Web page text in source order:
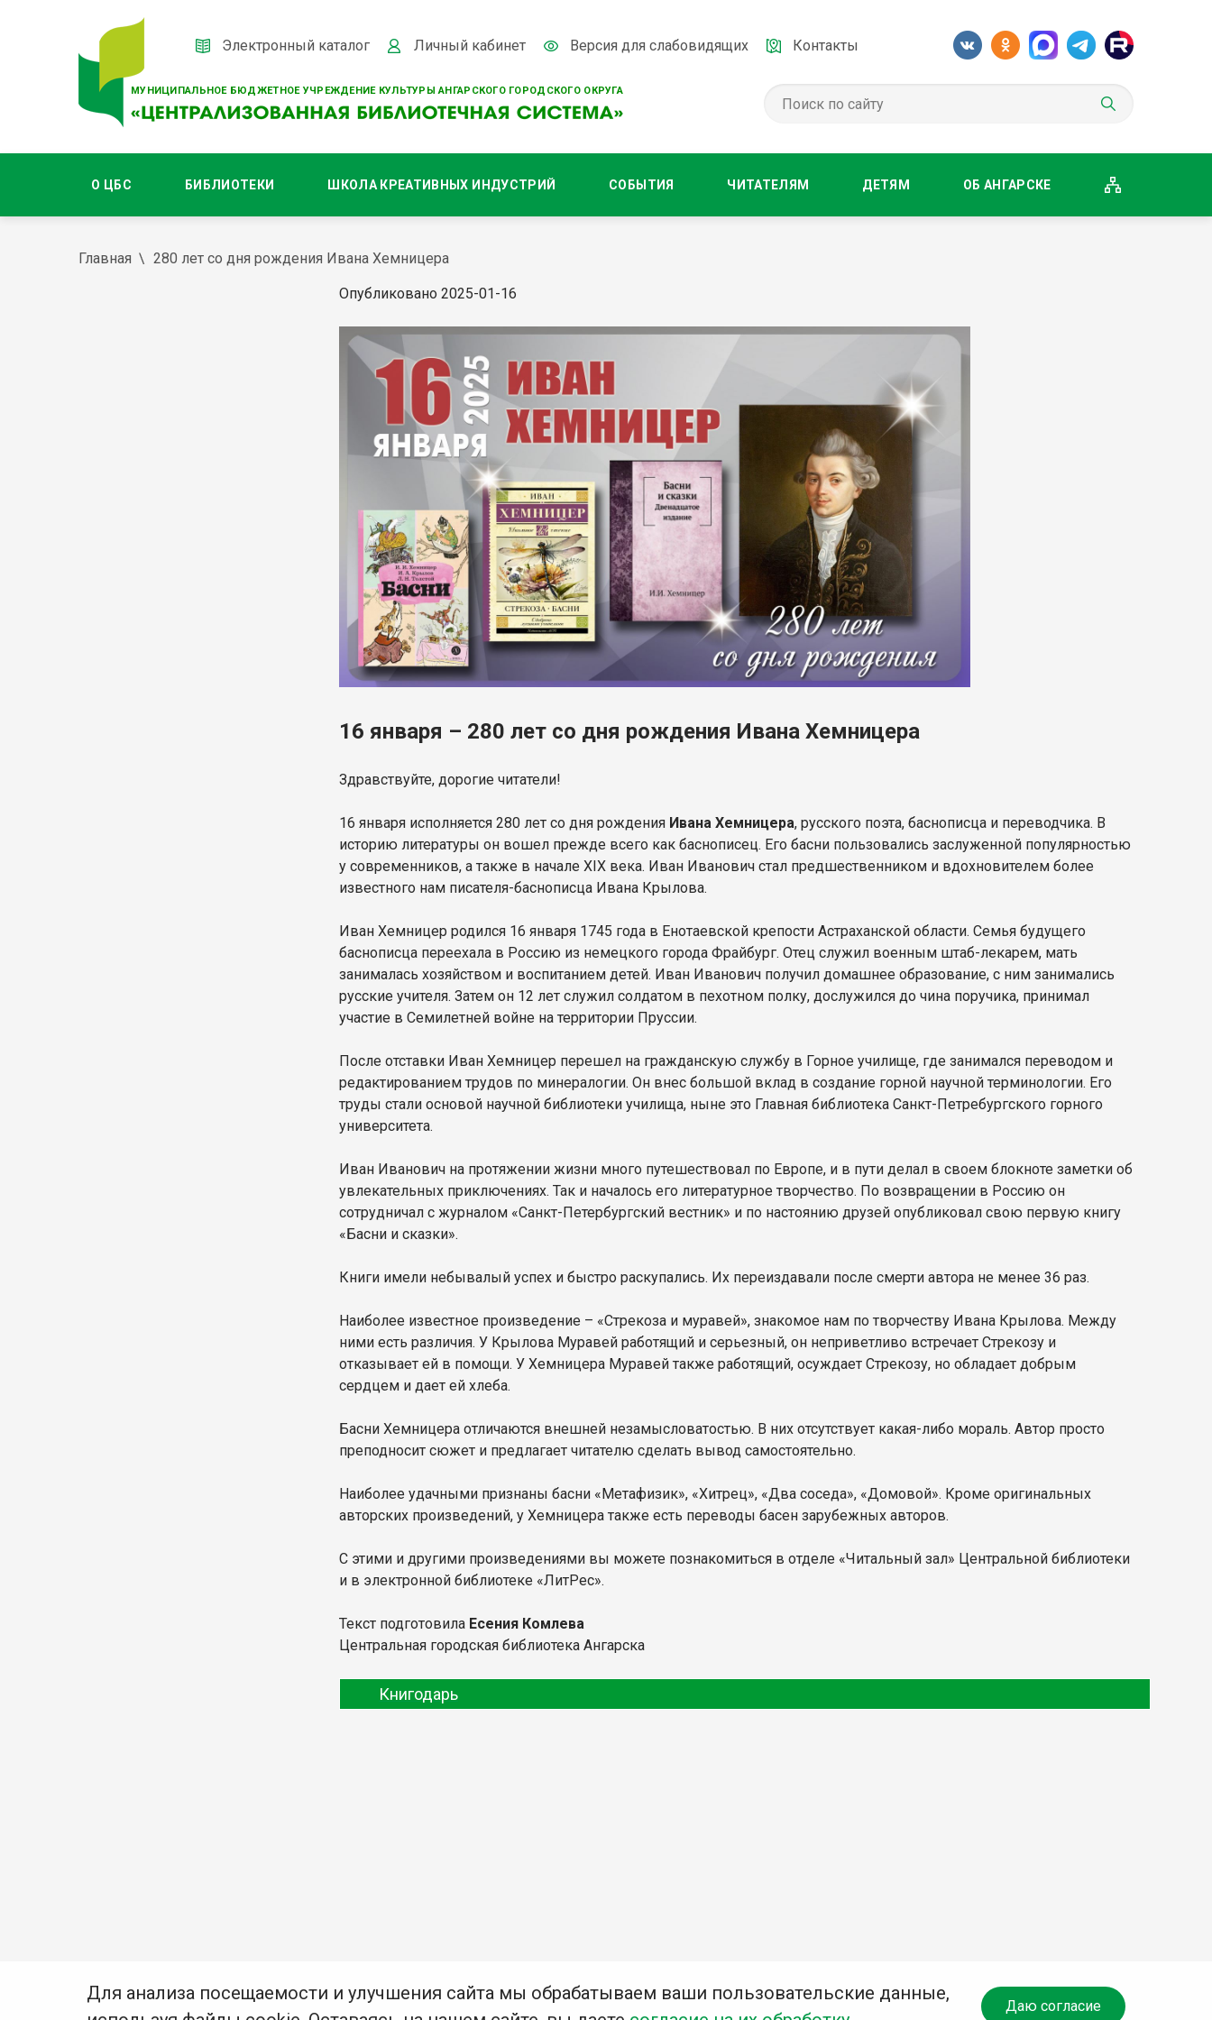
МУНИЦИПАЛЬНОЕ БЮДЖЕТНОЕ УЧРЕЖДЕНИЕ КУЛЬТУРЫ АНГАРСКОГО ГОРОДСКОГО ОКРУГА
Электронный каталог Личный кабинет Версия для слабовидящих Контакты
О ЦБС БИБЛИОТЕКИ ШКОЛА КРЕАТИВНЫХ ИНДУСТРИЙ СОБЫТИЯ ЧИТАТЕЛЯМ ДЕТЯМ ОБ АНГАРСКЕ
Главная 280 лет со дня рождения Ивана Хемницера
Опубликовано 2025-01-16
16 января – 280 лет со дня рождения Ивана Хемницера
Здравствуйте, дорогие читатели!
16 января исполняется 280 лет со дня рождения Ивана Хемницера, русского поэта, баснописца и переводчика. В
историю литературы он вошел прежде всего как баснописец. Его басни пользовались заслуженной популярностью
у современников, а также в начале XIX века. Иван Иванович стал предшественником и вдохновителем более
известного нам писателя-баснописца Ивана Крылова.
Иван Хемницер родился 16 января 1745 года в Енотаевской крепости Астраханской области. Семья будущего
баснописца переехала в Россию из немецкого города Фрайбург. Отец служил военным штаб-лекарем, мать
занималась хозяйством и воспитанием детей. Иван Иванович получил домашнее образование, с ним занимались
русские учителя. Затем он 12 лет служил солдатом в пехотном полку, дослужился до чина поручика, принимал
участие в Семилетней войне на территории Пруссии.
После отставки Иван Хемницер перешел на гражданскую службу в Горное училище, где занимался переводом и
редактированием трудов по минералогии. Он внес большой вклад в создание горной научной терминологии. Его
труды стали основой научной библиотеки училища, ныне это Главная библиотека Санкт-Петребургского горного
университета.
Иван Иванович на протяжении жизни много путешествовал по Европе, и в пути делал в своем блокноте заметки об
увлекательных приключениях. Так и началось его литературное творчество. По возвращении в Россию он
сотрудничал с журналом «Санкт-Петербургский вестник» и по настоянию друзей опубликовал свою первую книгу
«Басни и сказки».
Книги имели небывалый успех и быстро раскупались. Их переиздавали после смерти автора не менее 36 раз.
Наиболее известное произведение – «Стрекоза и муравей», знакомое нам по творчеству Ивана Крылова. Между
ними есть различия. У Крылова Муравей работящий и серьезный, он неприветливо встречает Стрекозу и
отказывает ей в помощи. У Хемницера Муравей также работящий, осуждает Стрекозу, но обладает добрым
сердцем и дает ей хлеба.
Басни Хемницера отличаются внешней незамысловатостью. В них отсутствует какая-либо мораль. Автор просто
преподносит сюжет и предлагает читателю сделать вывод самостоятельно.
Наиболее удачными признаны басни «Метафизик», «Хитрец», «Два соседа», «Домовой». Кроме оригинальных
авторских произведений, у Хемницера также есть переводы басен зарубежных авторов.
С этими и другими произведениями вы можете познакомиться в отделе «Читальный зал» Центральной библиотеки
и в электронной библиотеке «ЛитРес».
Текст подготовила Есения Комлева
Центральная городская библиотека Ангарска
Книгодарь
Для анализа посещаемости и улучшения сайта мы обрабатываем ваши пользовательские данные,
Даю согласие